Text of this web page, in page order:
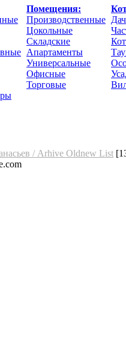
Помещения:
Производственные
Цокольные
Складские
Апартаменты
Универсальные
Офисные
Торговые
/ Arhive Oldnew List